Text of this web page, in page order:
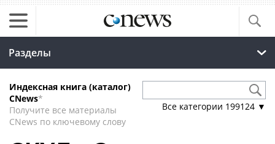
Разделы
Индексная книга (каталог)
CNews*
Получите все материалы
CNews по ключевому слову
Все категории 199124 ▼